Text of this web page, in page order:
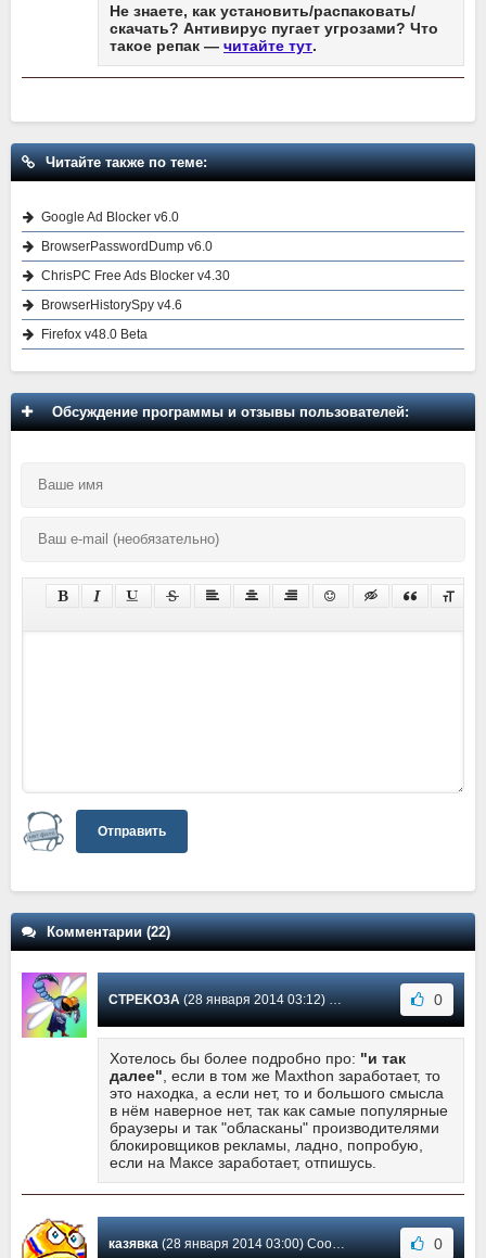
Не знаете, как установить/распаковать/
скачать? Антивирус пугает угрозами? Что
такое репак — читайте тут.
Читайте также по теме:
Google Ad Blocker v6.0
BrowserPasswordDump v6.0
ChrisPC Free Ads Blocker v4.30
BrowserHistorySpy v4.6
Firefox v48.0 Beta
Обсуждение программы и отзывы пользователей:
Отправить
Комментарии (22)
CTPEKO3A(28 января 2014 03:12) Сообщение #2 0
Хотелось бы более подробно про: "и так
далее" , если в том же Maxthon заработает, то
это находка, а если нет, то и большого смысла
в нём наверное нет, так как самые популярные
браузеры и так "обласканы" производителями
блокировщиков рекламы, ладно, попробую,
если на Максе заработает, отпишусь.
казявка(28 января 2014 03:00) Сообщение #1 0